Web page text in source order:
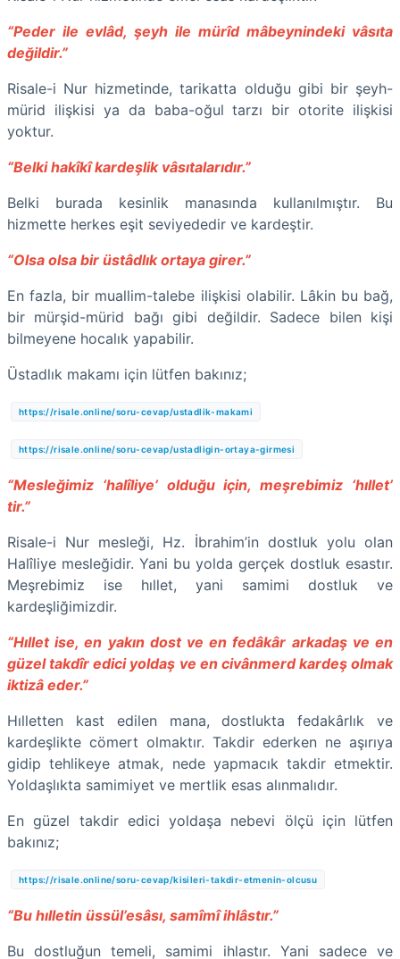
“Peder ile evlâd, şeyh ile mürîd mâbeynindeki vâsıta
değildir.”
Risale-i Nur hizmetinde, tarikatta olduğu gibi bir şeyh-
mürid ilişkisi ya da baba-oğul tarzı bir otorite ilişkisi
yoktur.
“Belki hakîkî kardeşlik vâsıtalarıdır.”
Belki burada kesinlik manasında kullanılmıştır. Bu
hizmette herkes eşit seviyededir ve kardeştir.
“Olsa olsa bir üstâdlık ortaya girer.”
En fazla, bir muallim-talebe ilişkisi olabilir. Lâkin bu bağ,
bir mürşid-mürid bağı gibi değildir. Sadece bilen kişi
bilmeyene hocalık yapabilir.
Üstadlık makamı için lütfen bakınız;
https://risale.online/soru-cevap/ustadlik-makami
https://risale.online/soru-cevap/ustadligin-ortaya-girmesi
“Mesleğimiz ‘halîliye’ olduğu için, meşrebimiz ‘hıllet’
tir.”
Risale-i Nur mesleği, Hz. İbrahim’in dostluk yolu olan
Halîliye mesleğidir. Yani bu yolda gerçek dostluk esastır.
Meşrebimiz ise hıllet, yani samimi dostluk ve
kardeşliğimizdir.
“Hıllet ise, en yakın dost ve en fedâkâr arkadaş ve en
güzel takdîr edici yoldaş ve en civânmerd kardeş olmak
iktizâ eder.”
Hılletten kast edilen mana, dostlukta fedakârlık ve
kardeşlikte cömert olmaktır. Takdir ederken ne aşırıya
gidip tehlikeye atmak, nede yapmacık takdir etmektir.
Yoldaşlıkta samimiyet ve mertlik esas alınmalıdır.
En güzel takdir edici yoldaşa nebevi ölçü için lütfen
bakınız;
https://risale.online/soru-cevap/kisileri-takdir-etmenin-olcusu
“Bu hılletin üssül’esâsı, samîmî ihlâstır.”
Bu dostluğun temeli, samimi ihlastır. Yani sadece ve